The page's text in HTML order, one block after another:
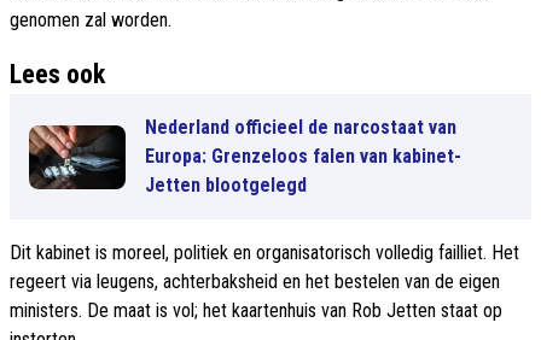
genomen zal worden.
Lees ook
Nederland officieel de narcostaat van
Europa: Grenzeloos falen van kabinet-
Jetten blootgelegd
Dit kabinet is moreel, politiek en organisatorisch volledig failliet. Het
regeert via leugens, achterbaksheid en het bestelen van de eigen
ministers. De maat is vol; het kaartenhuis van Rob Jetten staat op